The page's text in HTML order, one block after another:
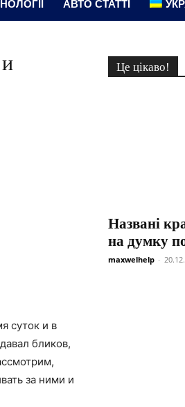
АВТО СТАТТІ
суток и в
бликов,
за ними и
Це цікаво!
Названі
на думку
maxwelhelp -